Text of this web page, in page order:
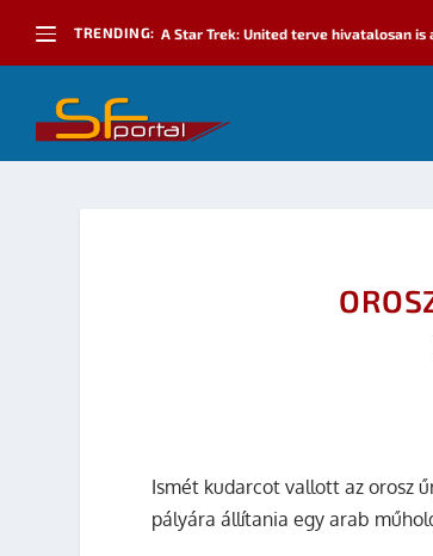
TRENDING: A Star Trek: United terve hivatalosan is
Ismét kudarcot vallott az orosz
pályára állítania egy arab